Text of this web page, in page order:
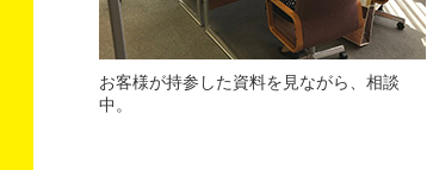
お客様が持参した資料を見ながら、相談
中。